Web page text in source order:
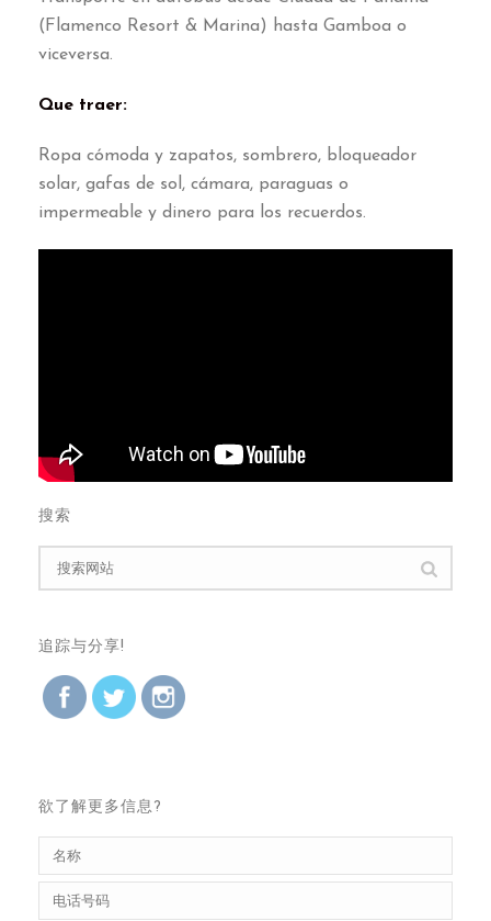
( Flamenco Resort & Marina)
hasta Gamboa o
viceversa.
Que traer:
Ropa cómoda y zapatos, sombrero, bloqueador
solar, gafas de sol , cámara, paraguas o
impermeable y dinero para los recuerdos.
搜索
追踪与分享!
欲了解更多信息?